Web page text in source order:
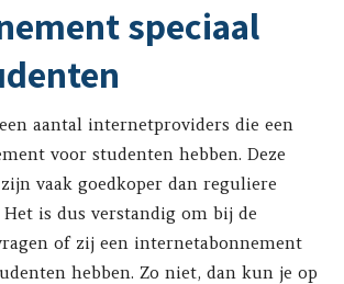
speciaal
aantal internetproviders die een
voor studenten hebben. Deze
vaak goedkoper dan reguliere
is dus verstandig om bij de
of zij een internetabonnement
hebben. Zo niet, dan kun je op